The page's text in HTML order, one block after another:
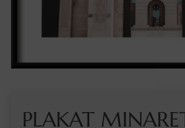
PLAKAT